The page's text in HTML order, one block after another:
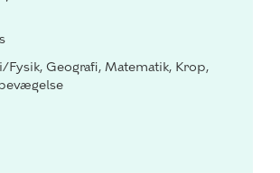
Fysik, Geografi, Matematik, Krop,